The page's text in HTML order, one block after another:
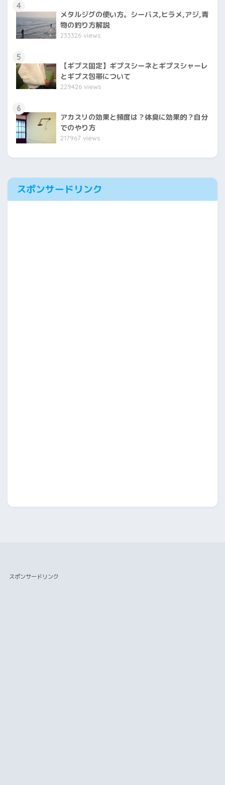
4
メタルジグの使い方。シーバス,ヒラメ,アジ,青
物の釣り方解説
233326 views
5
【ギプス固定】ギプスシーネとギプスシャーレ
とギプス包帯について
229426 views
6
アカスリの効果と頻度は？体臭に効果的？自分
でのやり方
217967 views
スポンサードリンク
スポンサードリンク